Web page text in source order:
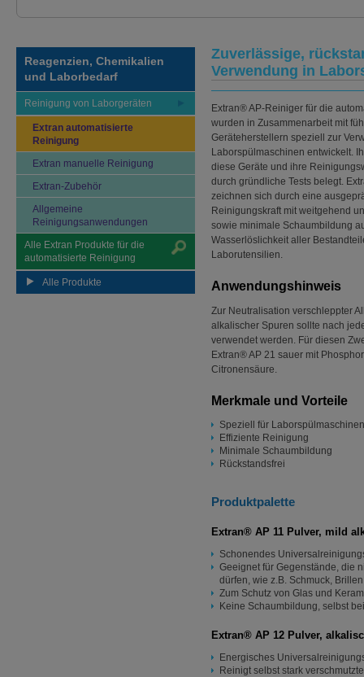
Reagenzien, Chemikalien
und Laborbedarf
Reinigung von Laborgeräten
Extran automatisierte
Reinigung
Extran manuelle Reinigung
Extran-Zubehör
Allgemeine
Reinigungsanwendungen
Alle Extran Produkte für die
automatisierte Reinigung
Alle Produkte
Zuverlässige,
Verwendung in
Extran® AP-Reiniger für die
wurden in Zusammenarbeit mit
Geräteherstellern speziell zur
Laborspülmaschinen entwickelt.
diese Geräte und ihre
durch gründliche Tests belegt.
zeichnen sich durch eine
Reinigungskraft mit weitgehend
sowie minimale Schaumbildung
Wasserlöslichkeit aller
Laborutensilien.
Anwendungshinweis
Zur Neutralisation verschleppter
alkalischer Spuren sollte nach
verwendet werden. Für diesen
Extran® AP 21 sauer mit
Citronensäure.
Merkmale und Vorteile
Speziell für
Effiziente Reinigung
Minimale Schaumbildung
Rückstandsfrei
Produktpalette
Extran® AP 11 Pulver, mild
Schonendes
Geeignet für Gegenstände, die
dürfen, wie z.B. Schmuck,
Zum Schutz von Glas und
Keine Schaumbildung, selbst
Extran® AP 12 Pulver,
Energisches
Reinigt selbst stark